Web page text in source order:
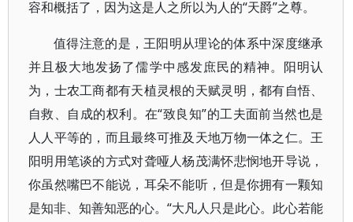
容和概括了，因为这是人之所以为人的“天爵”之尊。
值得注意的是，王阳明从理论的体系中深度继承
并且极大地发扬了儒学中感发庶民的精神。阳明认
为，士农工商都有天植灵根的天赋灵明，都有自悟、
自救、自成的权利。在“致良知”的工夫面前当然也是
人人平等的，而且最终可推及天地万物一体之仁。王
阳明用笔谈的方式对聋哑人杨茂满怀悲悯地开导说，
你虽然嘴巴不能说，耳朵不能听，但是你拥有一颗知
是知非、知善知恶的心。“大凡人只是此心。此心若能